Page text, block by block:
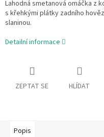
Lahodná smetanová omáčka z
s křehkými plátky zadního
slaninou.
Detailní informace
ZEPTAT SE HLÍDAT
Popis